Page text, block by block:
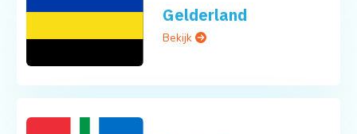
Gelderland
Bekijk